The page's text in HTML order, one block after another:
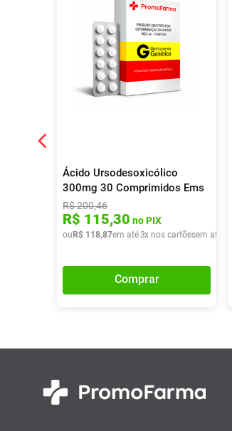
Ácido Ursodesoxicólico
300mg 30 Comprimidos Ems
Genérico
R$200,46
R$ 115,30 no PIX
ou R$ 118,87em até3x nos cartõesem até
Comprar